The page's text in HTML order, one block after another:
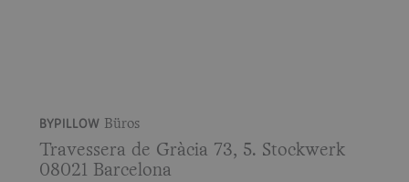
BYPILLOW Büros
Travessera de Gràcia 73, 5. Stockwerk
08021 Barcelona